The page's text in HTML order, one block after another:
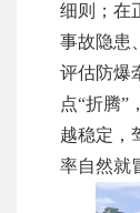
细则；在
事故隐患
评估防爆
点“折腾”
越稳定，
率自然就